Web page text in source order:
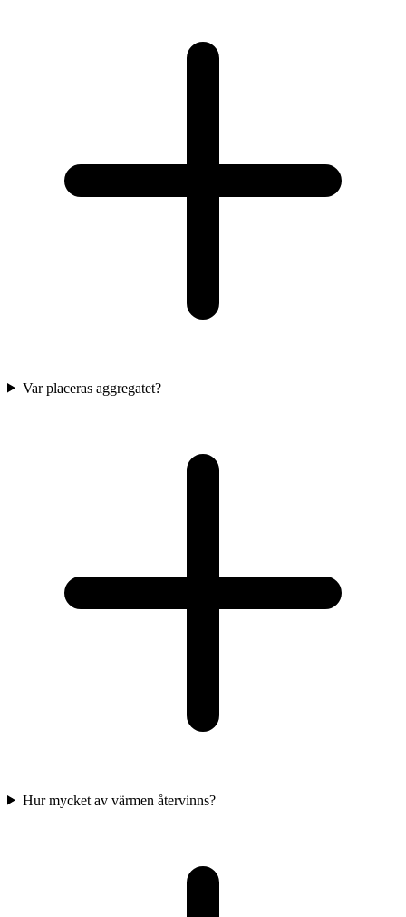
Var placeras aggregatet?
Hur mycket av värmen återvinns?